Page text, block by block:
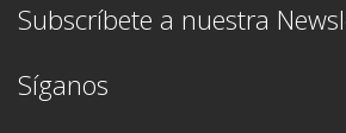
Subscríbete a nuestra
Síganos